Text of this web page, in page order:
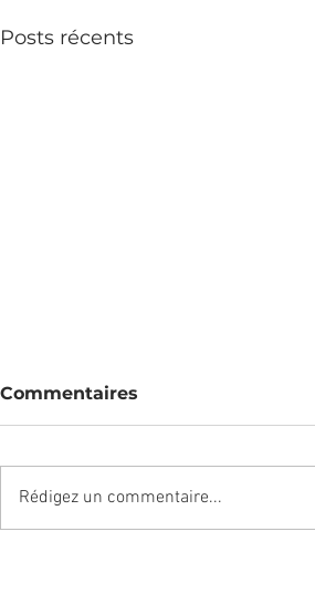
Posts récents
Commentaires
Rédigez un commentaire...